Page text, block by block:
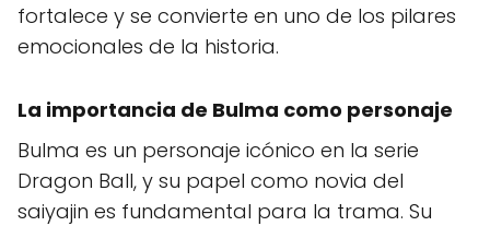
fortalece y se convierte en uno de los pilares
emocionales de la historia.
La importancia de Bulma como personaje
Bulma es un personaje icónico en la serie
Dragon Ball, y su papel como novia del
saiyajin es fundamental para la trama. Su